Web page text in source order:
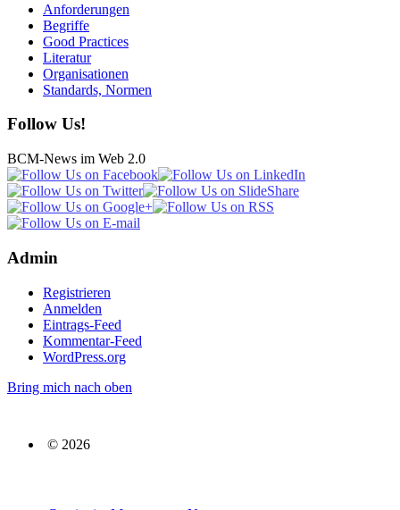
Anforderungen
Begriffe
Good Practices
Literatur
Organisationen
Standards, Normen
Follow Us!
BCM-News im Web 2.0
Admin
Registrieren
Anmelden
Eintrags-Feed
Kommentar-Feed
WordPress.org
Bring mich nach oben
© 2026